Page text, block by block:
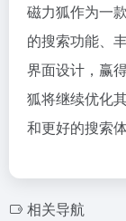
磁力狐作为一
的搜索功能、
界面设计，赢
狐将继续优化
和更好的搜索体
相关导航